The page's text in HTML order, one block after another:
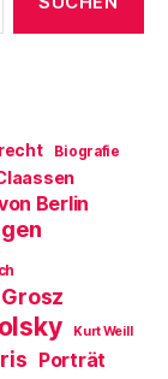
Biografie
Berlin
Kurt Weill
Porträt